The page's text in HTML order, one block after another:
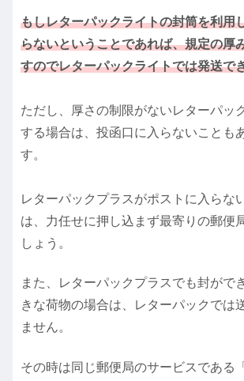
もしレターパックライトの封筒を利用
らないということであれば、規定の厚
すのでレターパックライトでは発送で
ただし、厚さの制限がないレターパッ
する場合は、投函口に入らないことも
す。
レターパックプラスがポストに入らな
は、力任せに押し込まず最寄りの郵便
しょう。
また、レターパックプラスでも封がで
きな荷物の場合は、レターパックでは
ません。
その時は同じ郵便局のサービスである